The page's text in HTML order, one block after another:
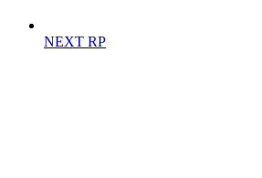
NEXT RP